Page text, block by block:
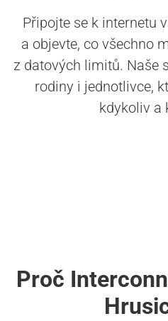
Připojte se k internetu
a objevte, co všechno
z datových limitů. Naše
rodiny i jednotlivce,
kdykoliv a
Proč